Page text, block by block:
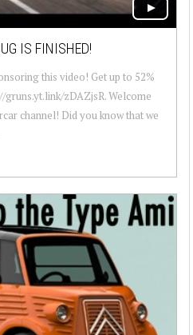
IS FINISHED!
this video! Get up to 52%
zDAZjsR. Welcome
channel! Did you know that we